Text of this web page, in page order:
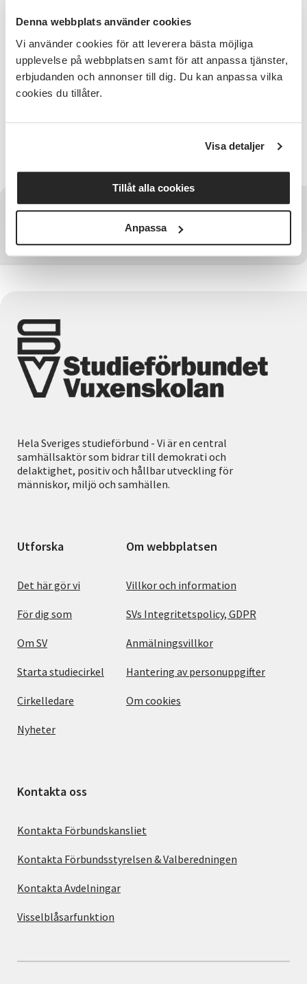
Denna webbplats använder cookies
Vi använder cookies för att leverera bästa möjliga
upplevelse på webbplatsen samt för att anpassa tjänster,
erbjudanden och annonser till dig. Du kan anpassa vilka
cookies du tillåter.
Visa detaljer
Tillåt alla cookies
Anpassa
Lars-erik Fridholm har gjort ett häfte med
kommer dag och tid så snart vi har ett antl deltagare
anmälda
Bra att veta
på mejl, annars kommer den med vanlig post.
Har du några frågor?
Kontakta SV Kalmar län
Hela Sveriges studieförbund - Vi är en central
samhällsaktör som bidrar till demokrati och
delaktighet, positiv och hållbar utveckling för
människor, miljö och samhällen.
Utforska
Det här gör vi
För dig som
Om SV
Starta studiecirkel
Cirkelledare
Nyheter
Om webbplatsen
Villkor och information
SVs Integritetspolicy, GDPR
Anmälningsvillkor
Hantering av personuppgifter
Om cookies
Kontakta oss
Kontakta Förbundskansliet
Kontakta Förbundsstyrelsen & Valberedningen
Kontakta Avdelningar
Visselblåsarfunktion